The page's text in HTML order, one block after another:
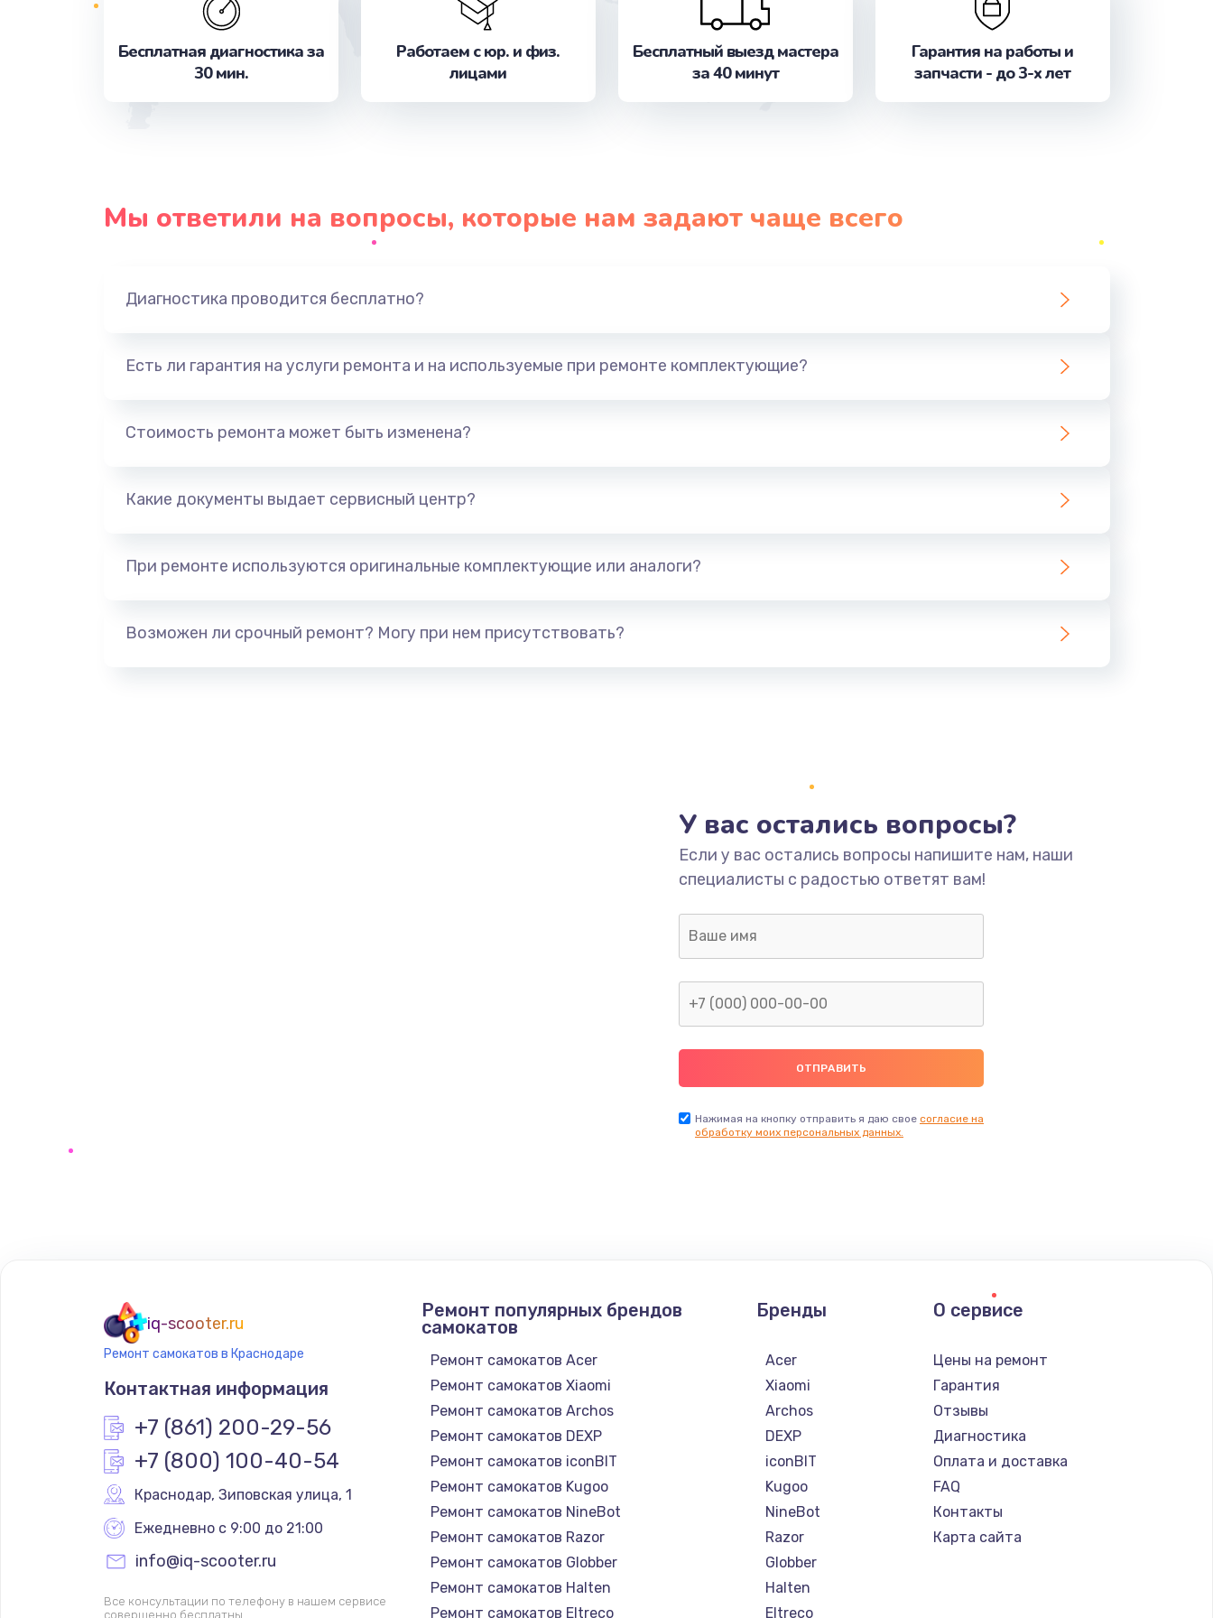
Замена шлейфа матрицы Заказать
Замена материнской платы Заказать
Настройка BIOS от 1490 руб. Заказать
Чистка от пыли
Замена клавиатуры от 720 руб.
Бесплатная диагностика за
30 мин.
Работаем с юр. и физ.
лицами
Бесплатный выезд мастера
за 40 минут
Гарантия на работы и
запчасти - до 3-х лет
Мы ответили на вопросы, которые нам задают чаще всего
Диагностика проводится бесплатно?
Есть ли гарантия на услуги ремонта и на используемые при ремонте комплектующие?
Стоимость ремонта может быть изменена?
Какие документы выдает сервисный центр?
При ремонте используются оригинальные комплектующие или аналоги?
Возможен ли срочный ремонт? Могу при нем присутствовать?
У вас остались вопросы?
Если у вас остались вопросы напишите нам, наши
специалисты с радостью ответят вам!
Нажимая на кнопку отправить я даю свое согласие на
обработку моих персональных данных.
iq-scooter.ru
Ремонт самокатов в Краснодаре
Контактная информация
+7 (861) 200-29-56
+7 (800) 100-40-54
Краснодар, Зиповская улица, 1
Ежедневно с 9:00 до 21:00
info@iq-scooter.ru
Все консультации по телефону в нашем сервисе
совершенно бесплатны
Ремонт популярных брендов
самокатов
Ремонт самокатов Acer
Ремонт самокатов Xiaomi
Ремонт самокатов Archos
Ремонт самокатов DEXP
Ремонт самокатов iconBIT
Ремонт самокатов Kugoo
Ремонт самокатов NineBot
Ремонт самокатов Razor
Ремонт самокатов Globber
Ремонт самокатов Halten
Ремонт самокатов Eltreco
Бренды
Acer
Xiaomi
Archos
DEXP
iconBIT
Kugoo
NineBot
Razor
Globber
Halten
Eltreco
О сервисе
Цены на ремонт
Гарантия
Отзывы
Диагностика
Оплата и доставка
FAQ
Контакты
Карта сайта